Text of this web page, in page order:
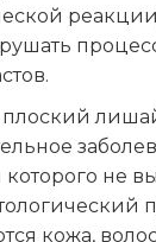
плоский
не
кожа,